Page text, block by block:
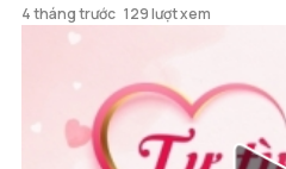
4 tháng trước 129 lượt xem